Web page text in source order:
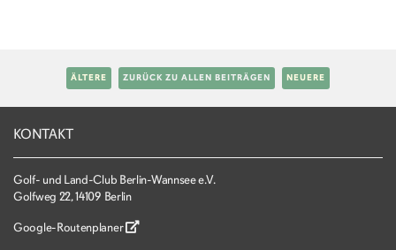
ÄLTERE ZURÜCK ZU ALLEN BEITRÄGEN NEUERE
KONTAKT
Golf- und Land-Club Berlin-Wannsee e.V.
Golfweg 22, 14109 Berlin
Google-Routenplaner